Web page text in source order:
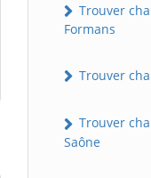
Trouver
Formans
Trouver
Trouver
Saône